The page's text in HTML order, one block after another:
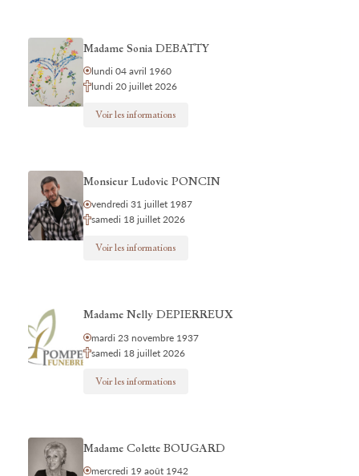
Madame Sonia DEBATTY
lundi 04 avril 1960
lundi 20 juillet 2026
Voir les informations
Monsieur Ludovic PONCIN
vendredi 31 juillet 1987
samedi 18 juillet 2026
Voir les informations
Madame Nelly DEPIERREUX
mardi 23 novembre 1937
samedi 18 juillet 2026
Voir les informations
Madame Colette BOUGARD
mercredi 19 août 1942